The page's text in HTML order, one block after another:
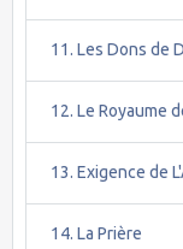
11. Les Dons de
12. Le Royaume
13. Exigence de
14. La Prière